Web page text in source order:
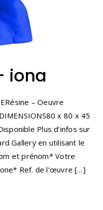
iona
– Oeuvre
x 80 x 45
Plus d’infos sur
Gallery en utilisant le
et prénom* Votre
Ref. de l’œuvre […]